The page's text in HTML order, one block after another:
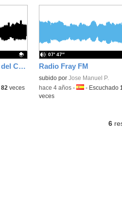
Aula Mágica ( Aula Tea) del CEIP FRAY JUNÍPERO SERRA
82 veces
Radio Fray FM
Contenido educativo.
subido por Jose Manuel P.
07′ 47″
-hace 4 años- Idioma:
- Escuchado
veces
6